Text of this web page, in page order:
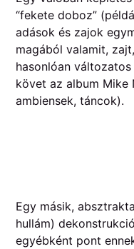
“fekete doboz”
adások és zajok
magából valamit,
hasonlóan
követ az album Mike
ambiensek, táncok).
Egy másik,
hullám)
egyébként pont